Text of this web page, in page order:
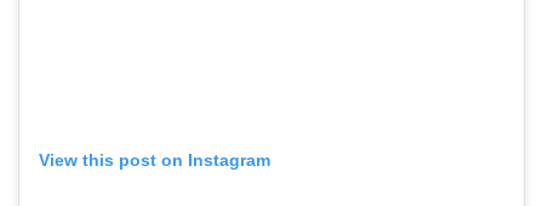
View this post on Instagram